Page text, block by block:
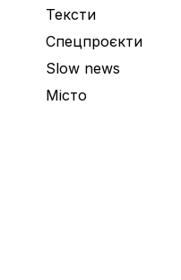
Тексти
Спецпроєкти
Slow news
Місто